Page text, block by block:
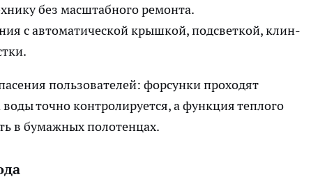
без масштабного ремонта.
с автоматической крышкой, подсветкой, клин-
пользователей: форсунки проходят
точно контролируется, а функция теплого
в бумажных полотенцах.